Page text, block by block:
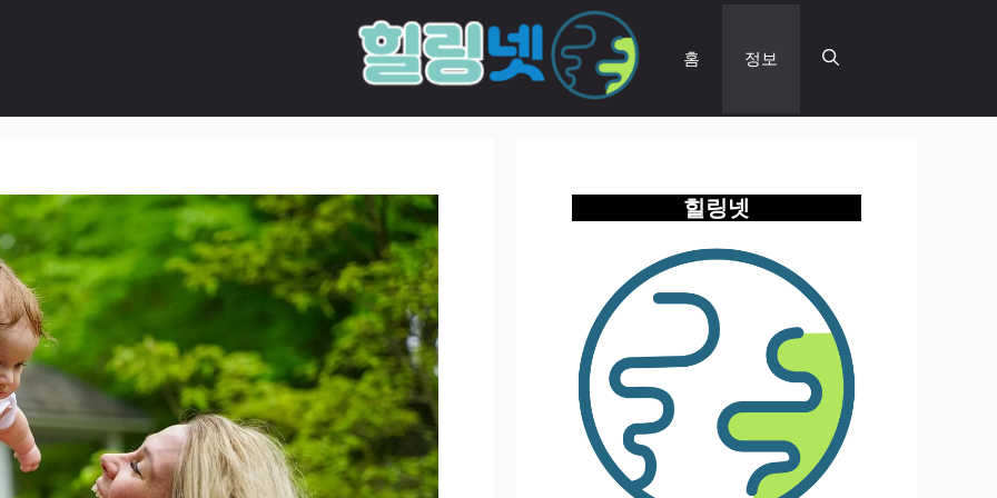
홈 정보
힐링넷